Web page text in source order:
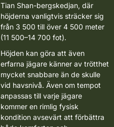
Tian Shan-bergskedjan, där
höjderna vanligtvis sträcker sig
från 3 500 till över 4 500 meter
(11 500–14 700 fot).
Höjden kan göra att även
erfarna jägare känner av trötthet
mycket snabbare än de skulle
vid havsnivå. Även om tempot
anpassas till varje jägare
kommer en rimlig fysisk
kondition avsevärt att förbättra